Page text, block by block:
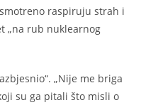
raspiruju strah i
„na rub nuklearnog
„Nije me briga
su ga pitali što misli o